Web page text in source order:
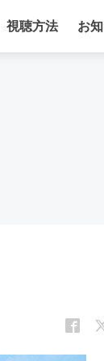
視聴方法 お